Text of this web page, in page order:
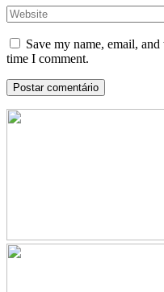
Save my name, email,
time I comment.